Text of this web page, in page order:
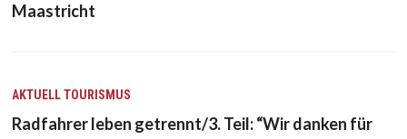
Maastricht
AKTUELL TOURISMUS
Radfahrer leben getrennt/3. Teil: “Wir danken für